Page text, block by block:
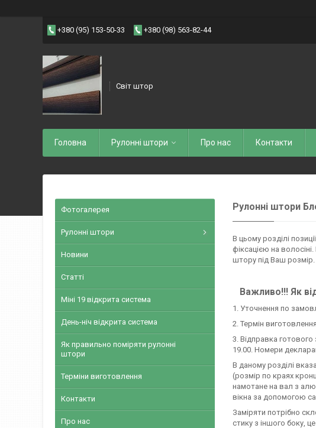
+380 (95) 153-50-33 +380 (98) 563-82-44
Світ штор
Головна Рулоннi штори Про нас Контакти
Рулонні штори
В цьому розділі
фіксацією на
штору під Ваш розмір.
Важливо!!! Як
1. Уточнення по
2. Термін
3. Відправка
19.00. Номери
В даному розділі
(розмір по краях
намотане на вал з
вікна за допомогою
Заміряти потрібно
стику з іншого боку,
Фотогалерея
Рулонні штори
Новини
Статті
Міні 19 відкрита система
День-ніч відкрита система
Як правильно поміряти рулонні
штори
Терміни виготовлення
Контакти
Про нас